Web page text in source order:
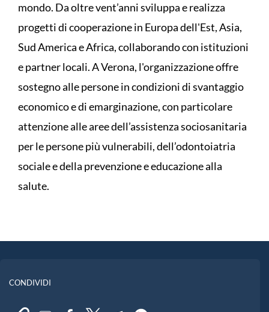
mondo. Da oltre vent’anni sviluppa e realizza
progetti di cooperazione in Europa dell'Est, Asia,
Sud America e Africa, collaborando con istituzioni
e partner locali. A Verona, l'organizzazione offre
sostegno alle persone in condizioni di svantaggio
economico e di emarginazione, con particolare
attenzione alle aree dell’assistenza sociosanitaria
per le persone più vulnerabili, dell’odontoiatria
sociale e della prevenzione e educazione alla
salute.
CONDIVIDI